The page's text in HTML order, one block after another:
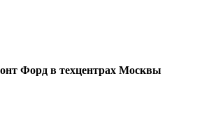
Форд в техцентрах Москвы